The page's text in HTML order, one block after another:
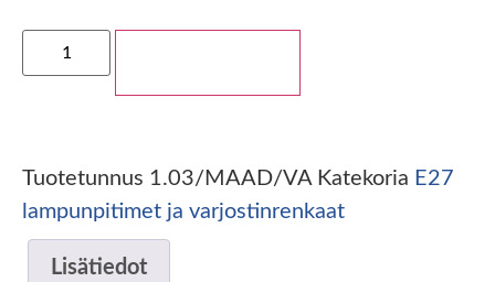
Tuotetunnus 1.03/MAAD/VA Katekoria E27
lampunpitimet ja varjostinrenkaat
Lisätiedot